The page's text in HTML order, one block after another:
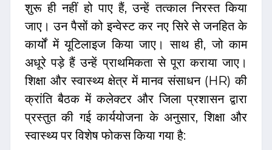
शुरू ही नहीं हो पाए हैं, उन्हें तत्काल निरस्त किया
जाए। उन पैसों को इन्वेस्ट कर नए सिरे से जनहित के
कार्यों में यूटिलाइज किया जाए। साथ ही, जो काम
अधूरे पड़े हैं उन्हें प्राथमिकता से पूरा कराया जाए।
शिक्षा और स्वास्थ्य क्षेत्र में मानव संसाधन (HR) की
क्रांति बैठक में कलेक्टर और जिला प्रशासन द्वारा
प्रस्तुत की गई कार्ययोजना के अनुसार, शिक्षा और
स्वास्थ्य पर विशेष फोकस किया गया है: